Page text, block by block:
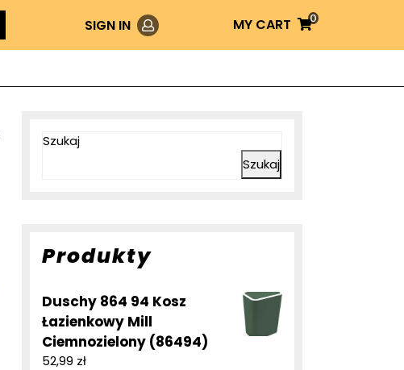
SIGN IN Login MY CART
MY
0
Szukaj
Szukaj
Produkty
Duschy 864 94 Kosz
Łazienkowy Mill
Ciemnozielony (86494)
52,99 zł